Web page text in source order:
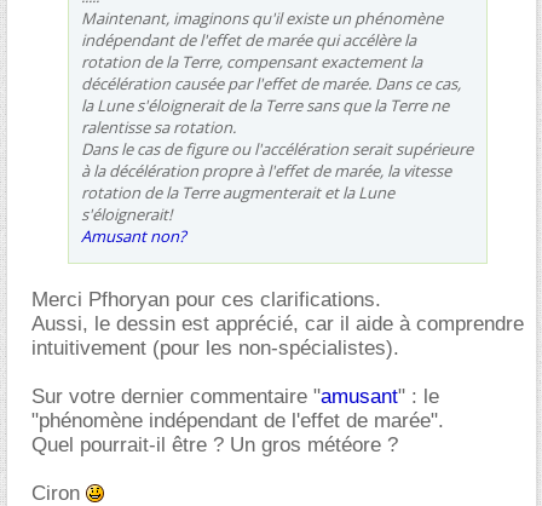
Maintenant, imaginons qu'il existe un phénomène
indépendant de l'effet de marée qui accélère la
rotation de la Terre, compensant exactement la
décélération causée par l'effet de marée. Dans ce cas,
la Lune s'éloignerait de la Terre sans que la Terre ne
ralentisse sa rotation.
Dans le cas de figure ou l'accélération serait supérieure
à la décélération propre à l'effet de marée, la vitesse
rotation de la Terre augmenterait et la Lune
s'éloignerait!
Amusant non?
Merci Pfhoryan pour ces clarifications.
Aussi, le dessin est apprécié, car il aide à comprendre
intuitivement (pour les non-spécialistes).
Sur votre dernier commentaire "amusant" : le
"phénomène indépendant de l'effet de marée".
Quel pourrait-il être ? Un gros météore ?
Ciron